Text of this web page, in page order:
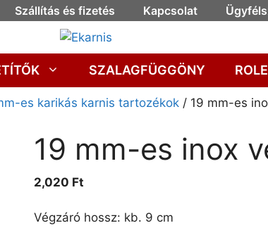
Szállítás és fizetés Kapcsolat
SZALAGFÜGGÖNY
es karikás karnis tartozékok / 19 mm-es
19 mm-es inox
2,020 Ft
Végzáró hossz: kb. 9 cm